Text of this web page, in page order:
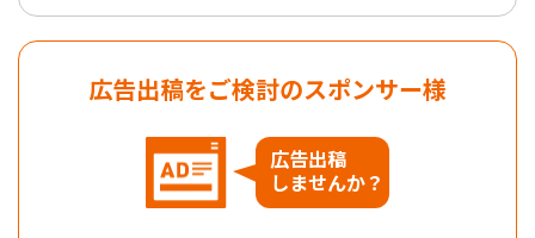
広告出稿をご検討のスポンサー様
広告出稿
しませんか？